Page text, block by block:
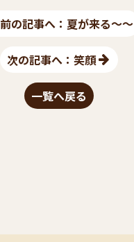
前の記事へ：夏が来る～～
一覧へ戻る
次の記事へ：笑顔